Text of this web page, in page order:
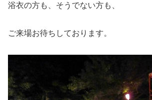
浴衣の方も、そうでない方も、
ご来場お待ちしております。